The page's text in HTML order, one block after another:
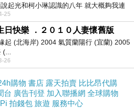
起光和柯小琳認識的八年 就大概夠我連
就這...
25
日快樂 ．２０１０人妻懷舊版
起 (北海岸) 2004 氣質蘭陽行 (宜蘭) 2005
26
購物 書店 露天拍賣 比比昂代購
台 廣告刊登 加入聯播網 全球購物
Pi 拍錢包 旅遊 服務中心